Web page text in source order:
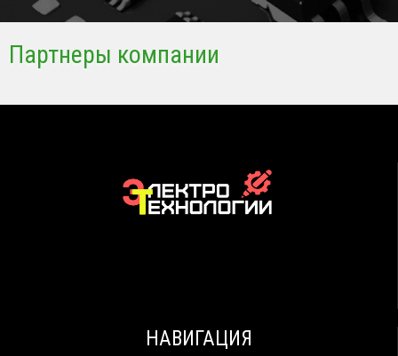
Партнеры компании
НАВИГАЦИЯ